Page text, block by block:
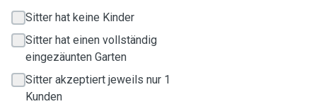
Sitter hat keine Kinder
Sitter hat einen vollständig
eingezäunten Garten
Sitter akzeptiert jeweils nur 1
Kunden